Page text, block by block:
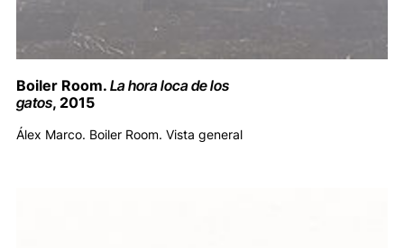
Boiler Room. La hora loca de los
gatos, 2015
Álex Marco. Boiler Room. Vista general